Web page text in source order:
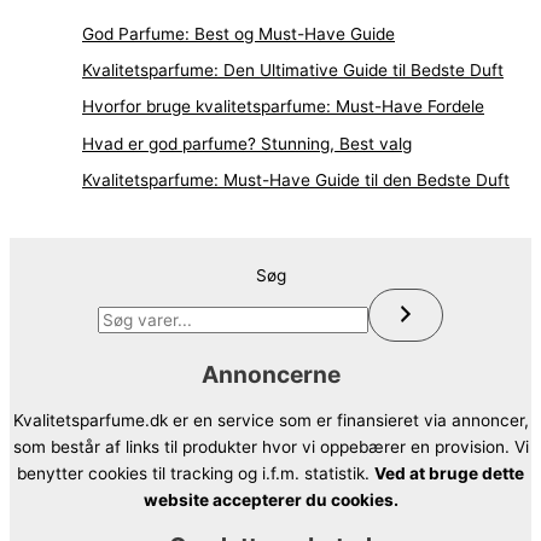
God Parfume: Best og Must-Have Guide
Kvalitetsparfume: Den Ultimative Guide til Bedste Duft
Hvorfor bruge kvalitetsparfume: Must-Have Fordele
Hvad er god parfume? Stunning, Best valg
Kvalitetsparfume: Must-Have Guide til den Bedste Duft
Søg
Annoncerne
Kvalitetsparfume.dk er en service som er finansieret via annoncer,
som består af links til produkter hvor vi oppebærer en provision. Vi
benytter cookies til tracking og i.f.m. statistik. Ved at bruge dette
website accepterer du cookies.